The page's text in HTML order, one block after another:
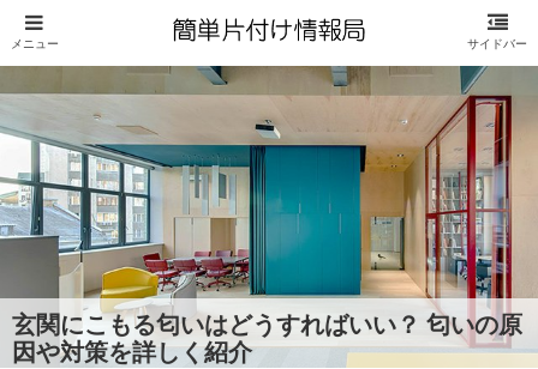
玄関にこもる匂いはどうすればいい？ 匂いの原
因や対策を詳しく紹介